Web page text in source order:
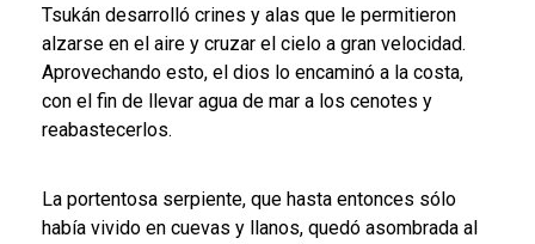
Tsukán desarrolló crines y alas que le permitieron
alzarse en el aire y cruzar el cielo a gran velocidad.
Aprovechando esto, el dios lo encaminó a la costa,
con el fin de llevar agua de mar a los cenotes y
reabastecerlos.
La portentosa serpiente, que hasta entonces sólo
había vivido en cuevas y llanos, quedó asombrada al